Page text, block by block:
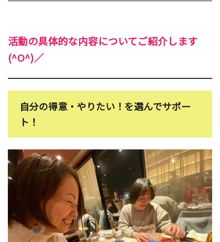
活動の具体的な内容についてご紹介します
(^O^)／
自分の得意・やりたい！を選んでサポー
ト！